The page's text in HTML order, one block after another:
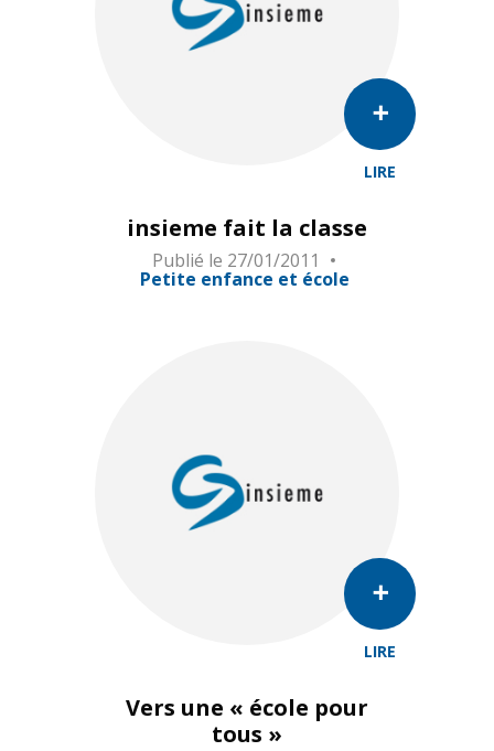
LIRE
insieme fait la classe
Publié le 27/01/2011
Petite enfance et école
LIRE
Vers une « école pour
tous »